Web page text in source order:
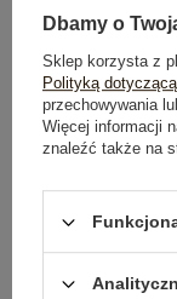
OPIS PRODUKTU
GŁÓWNE PARAMETRY
Dbamy o
Sklep korzysta z
Polityką
przechowywania
Więcej informacji
znaleźć także na